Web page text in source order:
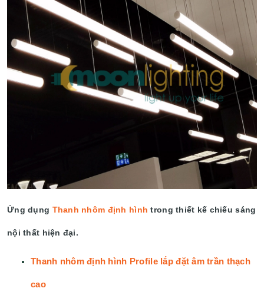
Ứng dụng Thanh nhôm định hình trong thiết kế chiếu sáng
nội thất hiện đại.
Thanh nhôm định hình Profile lắp đặt âm trần thạch
cao